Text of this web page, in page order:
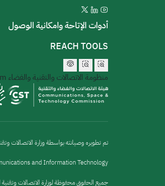
أدوات الإتاحة وامكانية الوصول
REACH TOOLS
منظومة الاتصالات والتقنية والفضاء
تم تطويره وصيانته بواسطة وزارة الاتصالات
and Information Technology
جميع الحقوق محفوظة لوزارة الاتصالات وتقنية